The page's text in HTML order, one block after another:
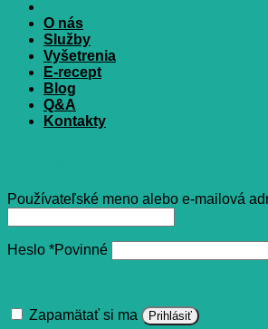
O nás
Služby
Vyšetrenia
E-recept
Blog
Q&A
Kontakty
Používateľské meno alebo e-mailová
Heslo *Povinné
Zapamätať si ma Prihlásiť